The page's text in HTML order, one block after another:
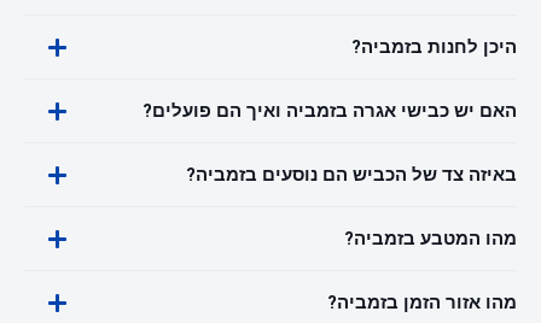
היכן לחנות בזמביה?
האם יש כבישי אגרה בזמביה ואיך הם פועלים?
באיזה צד של הכביש הם נוסעים בזמביה?
מהו המטבע בזמביה?
מהו אזור הזמן בזמביה?